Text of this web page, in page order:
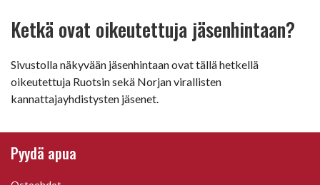
Ketkä ovat oikeutettuja jäsenhintaan?
Sivustolla näkyvään jäsenhintaan ovat tällä hetkellä
oikeutettuja Ruotsin sekä Norjan virallisten
kannattajayhdistysten jäsenet.
Pyydä apua